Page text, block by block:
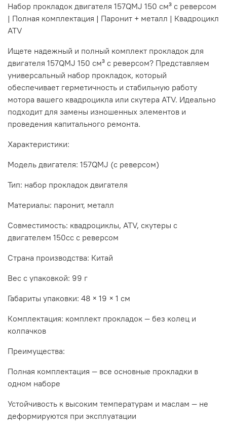
Набор прокладок двигателя 157QMJ 150 см³ с реверсом
| Полная комплектация | Паронит + металл | Квадроцикл
ATV
Ищете надежный и полный комплект прокладок для
двигателя 157QMJ 150 см³ с реверсом? Представляем
универсальный набор прокладок, который
обеспечивает герметичность и стабильную работу
мотора вашего квадроцикла или скутера ATV. Идеально
подходит для замены изношенных элементов и
проведения капитального ремонта.
Характеристики:
Модель двигателя: 157QMJ (с реверсом)
Тип: набор прокладок двигателя
Материалы: паронит, металл
Совместимость: квадроциклы, ATV, скутеры с
двигателем 150cc с реверсом
Страна производства: Китай
Вес с упаковкой: 99 г
Габариты упаковки: 48 × 19 × 1 см
Комплектация: комплект прокладок — без колец и
колпачков
Преимущества:
Полная комплектация — все основные прокладки в
одном наборе
Устойчивость к высоким температурам и маслам — не
деформируются при эксплуатации